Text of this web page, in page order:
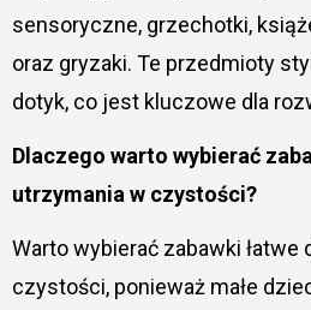
sensoryczne, grzechotki,
oraz gryzaki. Te przedmioty
dotyk, co jest kluczowe dla
Dlaczego warto wybierać
utrzymania w czystości?
Warto wybierać zabawki łatwe
czystości, ponieważ małe